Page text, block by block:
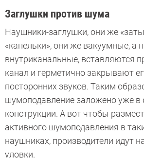
Заглушки против шума
Наушники-заглушки, они же
«капельки», они же вакуумные, а
внутриканальные, вставляются
канал и герметично закрывают
посторонних звуков. Таким
шумоподавление заложено уже в
конструкции. А вот чтобы
активного шумоподавления в
наушниках, производители идут
уловки.